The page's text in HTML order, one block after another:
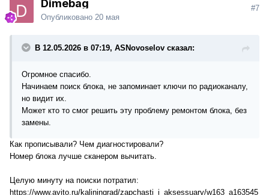
Dimebag
Опубликовано 20 мая
#7
В 12.05.2026 в 07:19, ASNovoselov сказал:
Огромное спасибо.
Начинаем поиск блока, не запоминает ключи по радиоканалу,
но видит их.
Может кто то смог решить эту проблему ремонтом блока, без
замены.
Как прописывали? Чем диагностировали?
Номер блока лучше сканером вычитать.
Целую минуту на поиски потратил:
https://www.avito.ru/kaliningrad/zapchasti_i_aksessuary/w163_a163545